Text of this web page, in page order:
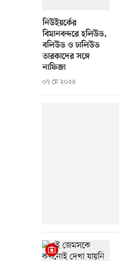
নিউইয়র্কের
বিমানবন্দরে হলিউড,
বলিউড ও ঢালিউড
তারকাদের সঙ্গে
নাফিজা
০৭ মে ২০২৪